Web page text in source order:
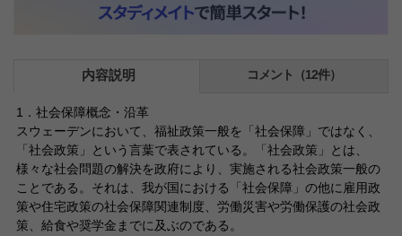
内容説明 コメント（12件）
1．社会保障概念・沿革
スウェーデンにおいて、福祉政策一般を「社会保障」ではなく、
「社会政策」という言葉で表されている。「社会政策」とは、
様々な社会問題の解決を政府により、実施される社会政策一般の
ことである。それは、我が国における「社会保障」の他に雇用政
策や住宅政策の社会保障関連制度、労働災害や労働保護の社会政
策、給食や奨学金までに及ぶのである。